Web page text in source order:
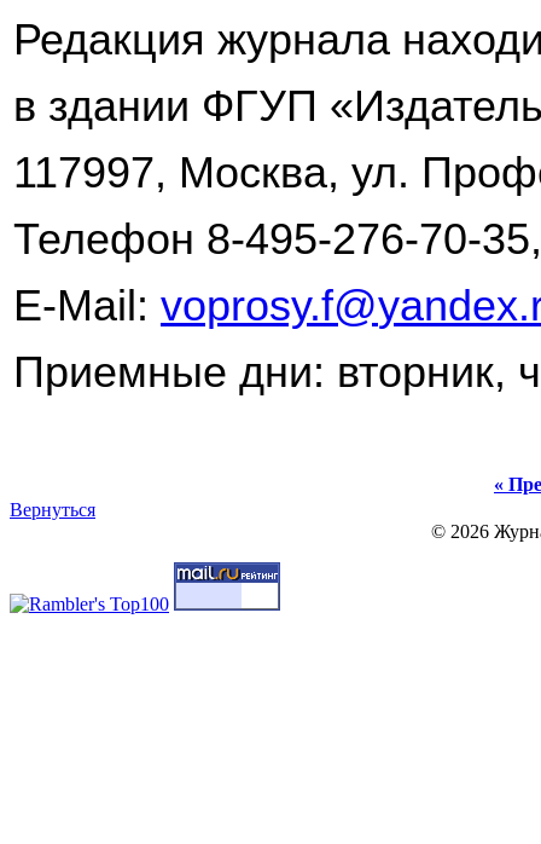
Редакция журнала
в здании ФГУП
117997, Москва, ул.
Телефон 8-495-276-70-
E-Mail: voprosy.f@yandex.
Приемные дни: вторник,
«
Вернуться
© 2026